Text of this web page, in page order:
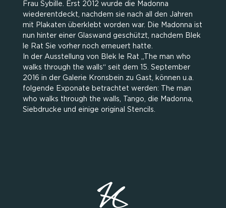
Frau Sybille. Erst 2012 wurde die Madonna
wiederentdeckt, nachdem sie nach all den Jahren
mit Plakaten überklebt worden war. Die Madonna ist
nun hinter einer Glaswand geschützt, nachdem Blek
le Rat Sie vorher noch erneuert hatte.
In der Ausstellung von Blek le Rat „The man who
walks through the walls“ seit dem 15. September
2016 in der Galerie Kronsbein zu Gast, können u.a.
folgende Exponate betrachtet werden: The man
who walks through the walls, Tango, die Madonna,
Siebdrucke und einige original Stencils.